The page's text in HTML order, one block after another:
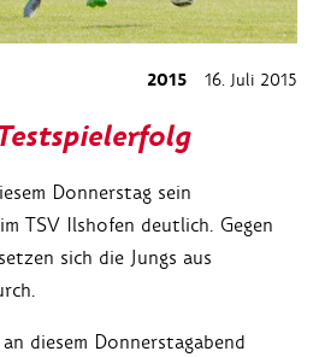
2015 16. Juli 2015
Donnerstag sein
TSV Ilshofen deutlich. Gegen
sich die Jungs aus
diesem Donnerstagabend